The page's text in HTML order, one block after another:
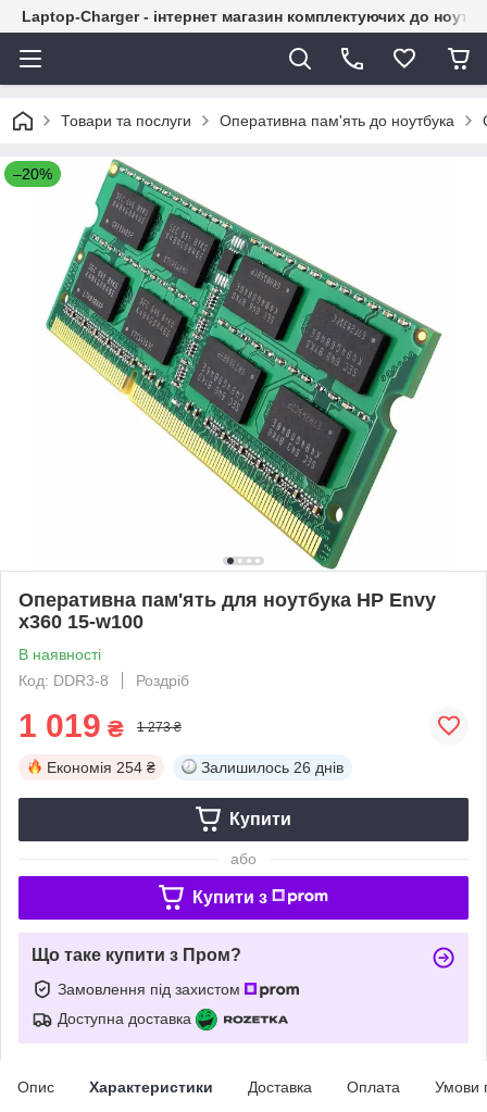
Laptop-Charger - інтернет магазин комплектуючих до
Товари та послуги Оперативна пам'ять до ноутбука
–20%
Оперативна пам'ять для ноутбука HP Envy
x360 15-w100
В наявності
Код: DDR3-8
Роздріб
1 019 ₴ 1 273 ₴
Економія 254 ₴ Залишилось 26 днів
Купити
або
Купити з
Що таке купити з Пром?
Замовлення під захистом
Доступна доставка
Опис Характеристики Доставка Оплата Умови